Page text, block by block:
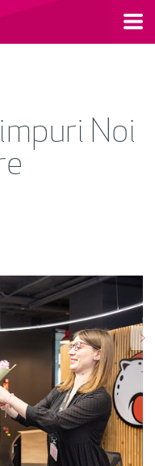
Noi